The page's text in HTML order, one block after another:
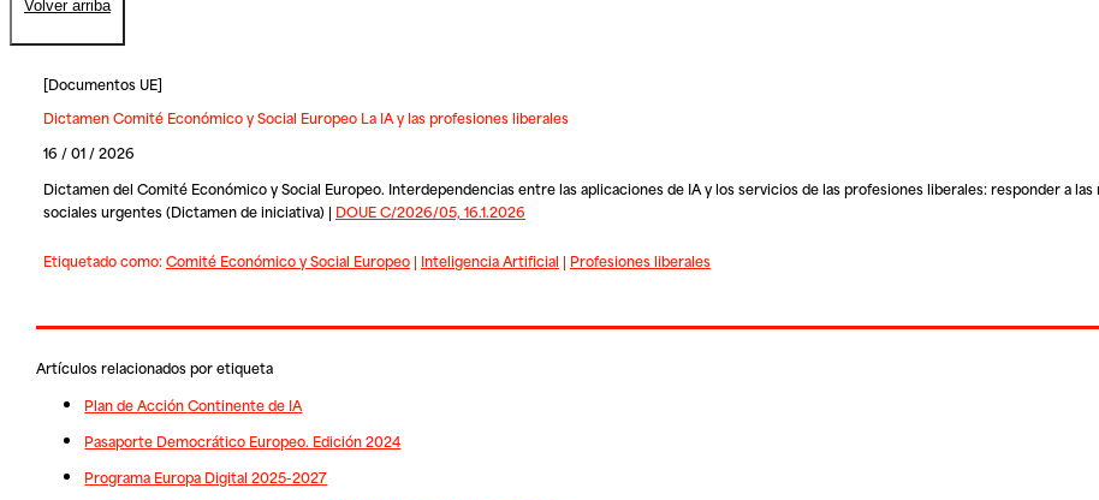
Volver arriba
[Documentos UE]
Dictamen Comité Económico y Social Europeo La IA y las profesiones liberales
16 / 01 / 2026
Dictamen del Comité Económico y Social Europeo. Interdependencias entre las aplicaciones de IA y los servicios de las profesiones liberales: responder a las
sociales urgentes (Dictamen de iniciativa) | DOUE C/2026/05, 16.1.2026
Etiquetado como:Comité Económico y Social Europeo| Inteligencia Artificial | Profesiones liberales
Artículos relacionados por etiqueta
Plan de Acción Continente de IA
Pasaporte Democrático Europeo. Edición 2024
Programa Europa Digital 2025-2027